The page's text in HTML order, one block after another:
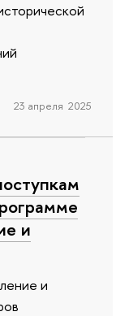
23 апреля 2025
и
и